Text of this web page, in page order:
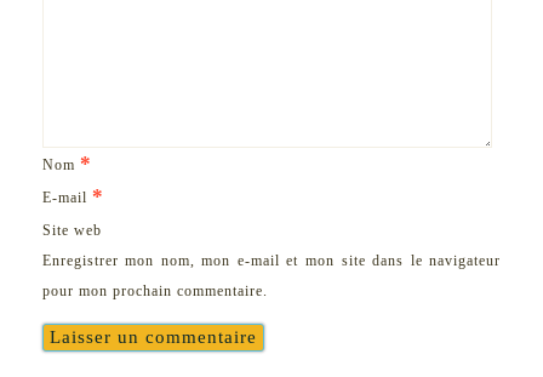
Nom *
E-mail *
Site web
Enregistrer mon nom, mon e-mail et mon site dans le navigateur
pour mon prochain commentaire.